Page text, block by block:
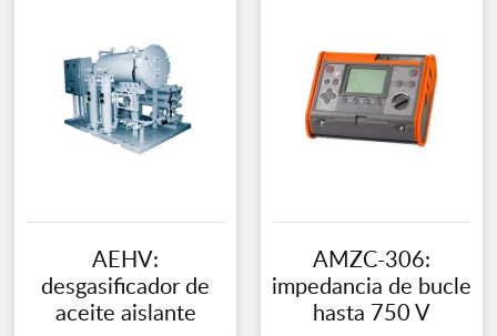
AEHV:
desgasificador de
aceite aislante
AMZC-306:
impedancia de bucle
hasta 750 V